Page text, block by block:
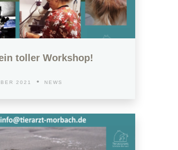
toller Workshop!
2021 NEWS